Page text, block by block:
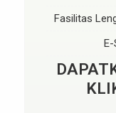
Fasilitas